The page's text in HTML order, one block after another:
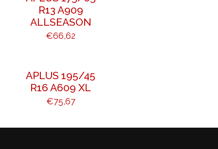
R13 A909
ALLSEASON
€66,62
APLUS 195/45
R16 A609 XL
€75,67